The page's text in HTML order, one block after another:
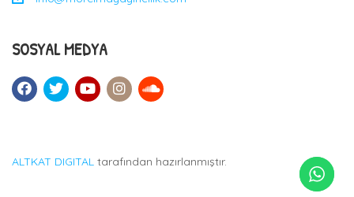
SOSYAL MEDYA
ALTKAT DIGITAL tarafından hazırlanmıştır.